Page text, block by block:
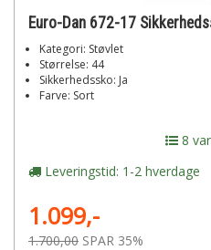
Euro-Dan 672-17
Kategori: Støvlet
Størrelse: 44
Sikkerhedssko: Ja
Farve: Sort
8
Leveringstid: 1-2 hverdage
1.099,-
1.700,00 SPAR 35%